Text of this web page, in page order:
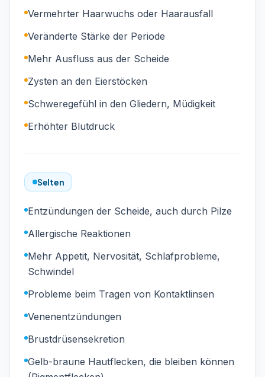
Vermehrter Haarwuchs oder Haarausfall
Veränderte Stärke der Periode
Mehr Ausfluss aus der Scheide
Zysten an den Eierstöcken
Schweregefühl in den Gliedern, Müdigkeit
Erhöhter Blutdruck
Selten
Entzündungen der Scheide, auch durch Pilze
Allergische Reaktionen
Mehr Appetit, Nervosität, Schlafprobleme,
Schwindel
Probleme beim Tragen von Kontaktlinsen
Venenentzündungen
Brustdrüsensekretion
Gelb-braune Hautflecken, die bleiben können